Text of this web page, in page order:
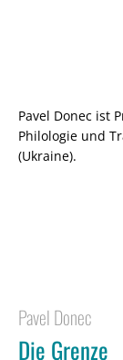
Pavel Donec ist
Philologie und
(Ukraine).
Pavel Donec
Die Grenze